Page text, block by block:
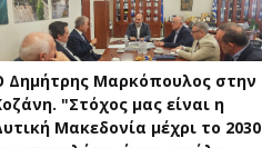
Δημήτρης Μαρκόπουλος στην
"Στόχος μας είναι η
Μακεδονία μέχρι το 2030